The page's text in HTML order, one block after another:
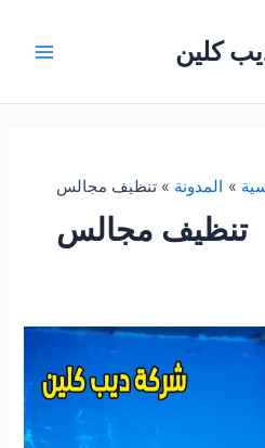
كلين
المدونة تنظيف مجالس
تنظيف مجالس